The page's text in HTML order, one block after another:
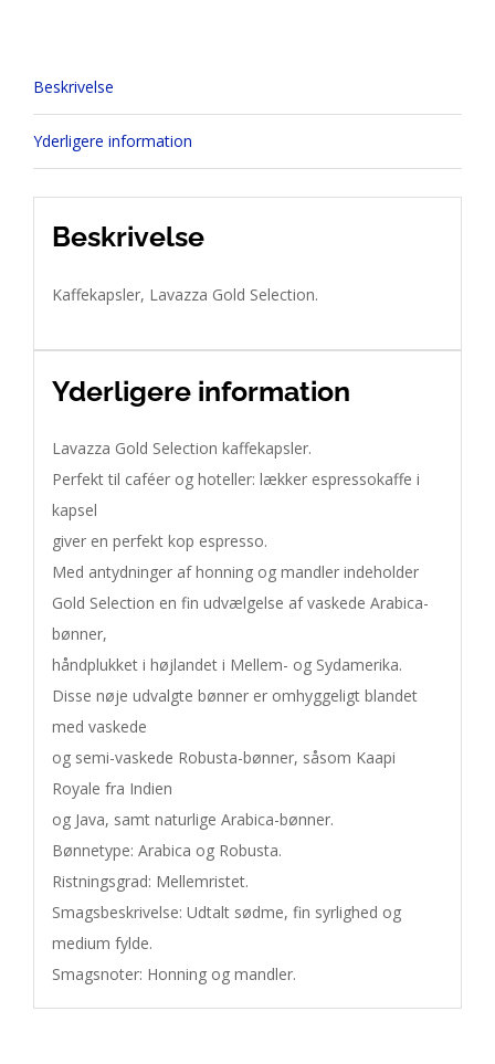
Beskrivelse
Yderligere information
Beskrivelse
Kaffekapsler, Lavazza Gold Selection.
Yderligere information
Lavazza Gold Selection kaffekapsler.
Perfekt til caféer og hoteller: lækker espressokaffe i
kapsel
giver en perfekt kop espresso.
Med antydninger af honning og mandler indeholder
Gold Selection en fin udvælgelse af vaskede Arabica-
bønner,
håndplukket i højlandet i Mellem- og Sydamerika.
Disse nøje udvalgte bønner er omhyggeligt blandet
med vaskede
og semi-vaskede Robusta-bønner, såsom Kaapi
Royale fra Indien
og Java, samt naturlige Arabica-bønner.
Bønnetype: Arabica og Robusta.
Ristningsgrad: Mellemristet.
Smagsbeskrivelse: Udtalt sødme, fin syrlighed og
medium fylde.
Smagsnoter: Honning og mandler.